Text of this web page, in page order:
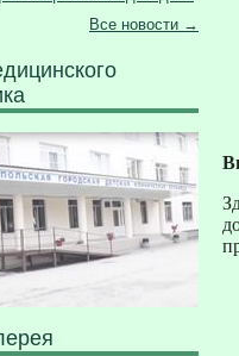
Все новости →